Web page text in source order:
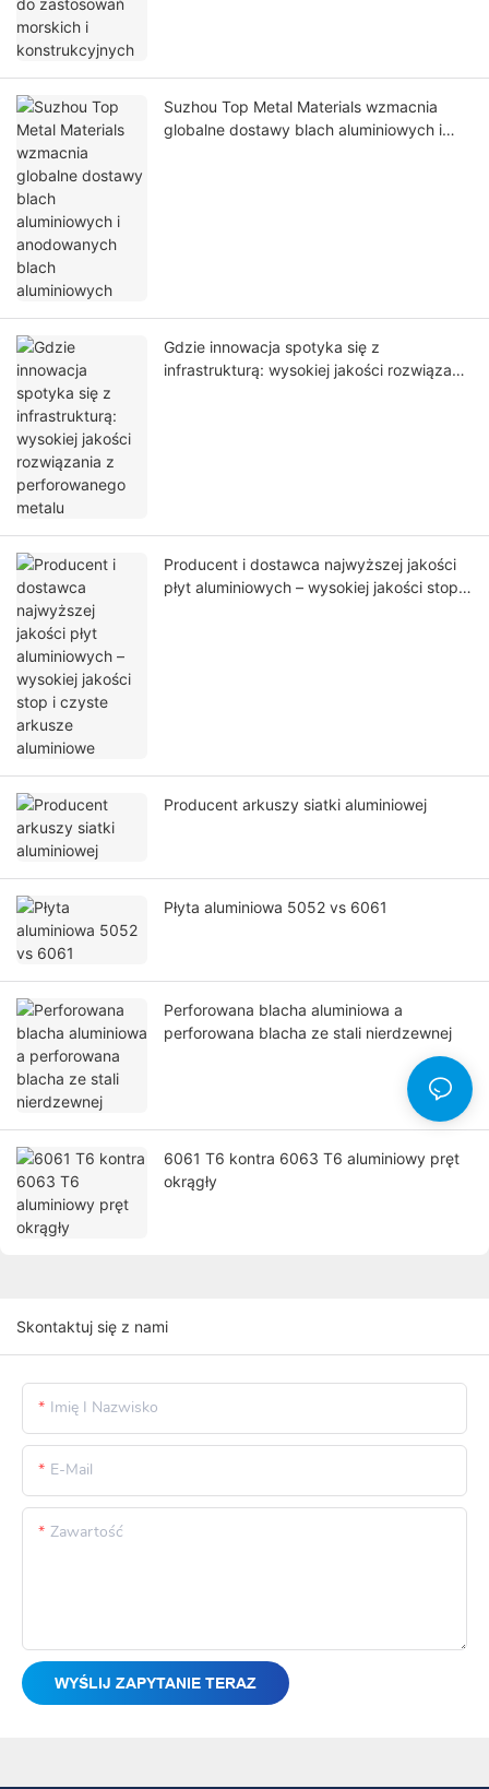
Suzhou Top Metal Materials wzmacnia
globalne dostawy blach aluminiowych i
Gdzie innowacja spotyka się z
infrastrukturą: wysokiej jakości rozwiązania
Producent i dostawca najwyższej jakości
płyt aluminiowych – wysokiej jakości stop i
Producent arkuszy siatki aluminiowej
Płyta aluminiowa 5052 vs 6061
Perforowana blacha aluminiowa a
perforowana blacha ze stali nierdzewnej
6061 T6 kontra 6063 T6 aluminiowy pręt
okrągły
Skontaktuj się z nami
Imię I Nazwisko
E-Mail
Zawartość
WYŚLIJ ZAPYTANIE TERAZ